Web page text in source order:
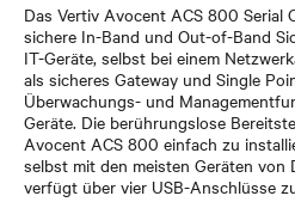
Das Vertiv Avocent ACS 800 Serial
sichere In-Band und Out-of-Band
IT-Geräte, selbst bei einem
als sicheres Gateway und Single
Überwachungs- und
Geräte. Die berührungslose
Avocent ACS 800 einfach zu
selbst mit den meisten Geräten von
verfügt über vier USB-Anschlüsse